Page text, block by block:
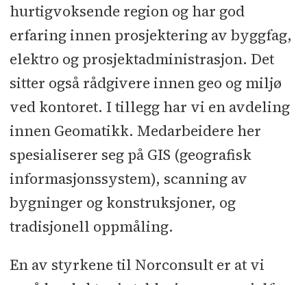
hurtigvoksende region og har god
erfaring innen prosjektering av byggfag,
elektro og prosjektadministrasjon. Det
sitter også rådgivere innen geo og miljø
ved kontoret. I tillegg har vi en avdeling
innen Geomatikk. Medarbeidere her
spesialiserer seg på GIS (geografisk
informasjonssystem), scanning av
bygninger og konstruksjoner, og
tradisjonell oppmåling.
En av styrkene til Norconsult er at vi